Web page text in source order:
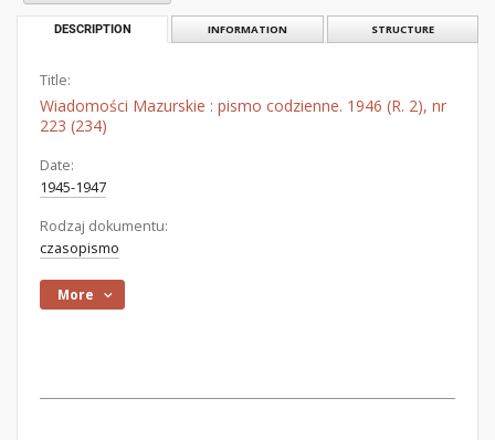
DESCRIPTION INFORMATION STRUCTURE
Title:
Wiadomości Mazurskie : pismo codzienne. 1946 (R. 2), nr
223 (234)
Date:
1945-1947
Rodzaj dokumentu:
czasopismo
More